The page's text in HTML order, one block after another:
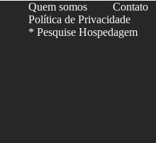
Quem somos Contato
Política de Privacidade
* Pesquise Hospedagem